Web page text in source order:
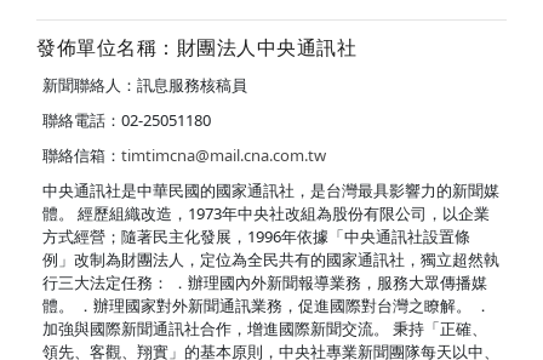
發佈單位名稱：財團法人中央通訊社
新聞聯絡人：訊息服務核稿員
聯絡電話：02-25051180
聯絡信箱： timtimcna@mail.cna.com.tw
中央通訊社是中華民國的國家通訊社，是台灣最具影響力的新聞媒
體。 經歷組織改造，1973年中央社改組為股份有限公司，以企業
方式經營；隨著民主化發展，1996年依據「中央通訊社設置條
例」改制為財團法人，定位為全民共有的國家通訊社，獨立超然執
行三大法定任務： ．辦理國內外新聞報導業務，服務大眾傳播媒
體。 ．辦理國家對外新聞通訊業務，促進國際對台灣之瞭解。 ．
加強與國際新聞通訊社合作，增進國際新聞交流。 秉持「正確、
領先、客觀、翔實」的基本原則，中央社專業新聞團隊每天以中、